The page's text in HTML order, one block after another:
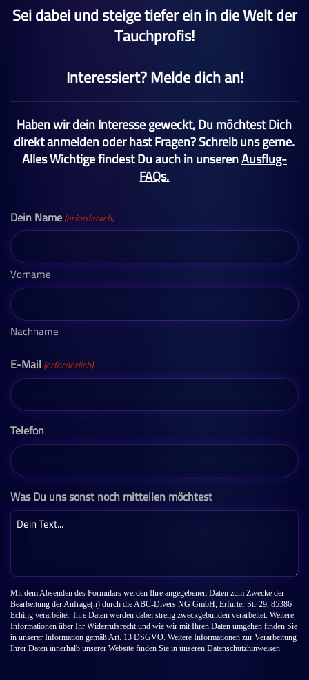
Sei dabei und steige tiefer ein in die Welt der
Tauchprofis!
Interessiert? Melde dich an!
Haben wir dein Interesse geweckt, Du möchtest Dich
direkt anmelden oder hast Fragen? Schreib uns gerne.
Alles Wichtige findest Du auch in unserenAusflug-
FAQs.
Dein Name(erforderlich)
Vorname
Nachname
E-Mail(erforderlich)
Telefon
Was Du uns sonst noch mitteilen möchtest
Mit dem Absenden des Formulars werden Ihre angegebenen Daten zum Zwecke der
Bearbeitung der Anfrage(n) durch die ABC-Divers NG GmbH, Erfurter Str 29, 85386
Eching verarbeitet. Ihre Daten werden dabei streng zweckgebunden verarbeitet. Weitere
Informationen über Ihr Widerrufsrecht und wie wir mit Ihren Daten umgehen finden Sie
in unserer Information gemäß Art. 13 DSGVO. Weitere Informationen zur Verarbeitung
Ihrer Daten innerhalb unserer Website finden Sie in unseren Datenschutzhinweisen.